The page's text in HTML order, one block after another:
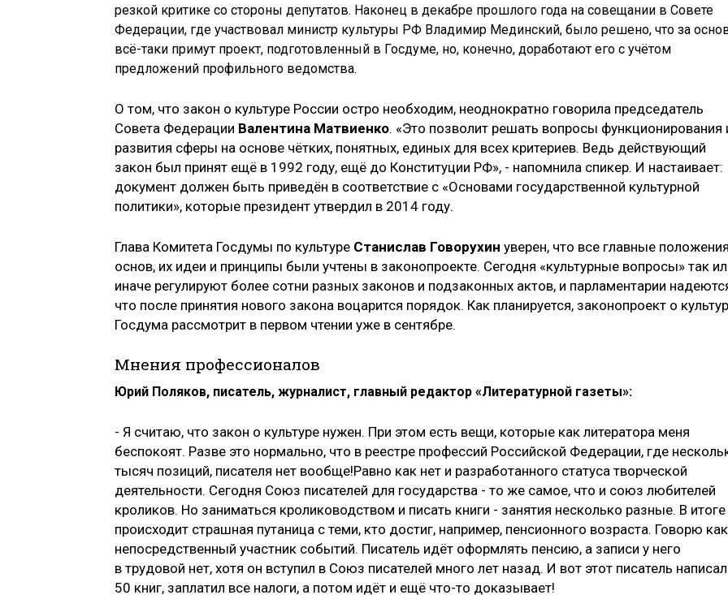
резкой критике со стороны депутатов. Наконец в декабре прошлого года на совещании в Совете
Федерации, где участвовал министр культуры РФ Владимир Мединский, было решено, что за
всё-таки примут проект, подготовленный в Госдуме, но, конечно, доработают его с учётом
предложений профильного ведомства.
О том, что закон о культуре России остро необходим, неоднократно говорила председатель
Совета Федерации Валентина Матвиенко. «Это позволит решать вопросы функционирования
развития сферы на основе чётких, понятных, единых для всех критериев. Ведь действующий
закон был принят ещё в 1992 году, ещё до Конституции РФ», - напомнила спикер. И настаивает:
документ должен быть приведён в соответствие с «Основами государственной культурной
политики», которые президент утвердил в 2014 году.
Глава Комитета Госдумы по культуре Станислав Говорухин уверен, что все главные положения
основ, их идеи и принципы были учтены в законопроекте. Сегодня «культурные вопросы» так
иначе регулируют более сотни разных законов и подзаконных актов, и парламентарии
что после принятия нового закона воцарится порядок. Как планируется, законопроект о
Госдума рассмотрит в первом чтении уже в сентябре.
Мнения профессионалов
Юрий Поляков, писатель, журналист, главный редактор «Литературной газеты»:
- Я считаю, что закон о культуре нужен. При этом есть вещи, которые как литератора меня
беспокоят. Разве это нормально, что в реестре профессий Российской Федерации, где
тысяч позиций, писателя нет вообще!Равно как нет и разработанного статуса творческой
деятельности. Сегодня Союз писателей для государства - то же самое, что и союз любителей
кроликов. Но заниматься кролиководством и писать книги - занятия несколько разные. В итоге
происходит страшная путаница с теми, кто достиг, например, пенсионного возраста. Говорю как
непосредственный участник событий. Писатель идёт оформлять пенсию, а записи у него
в трудовой нет, хотя он вступил в Союз писателей много лет назад. И вот этот писатель написал
50 книг, заплатил все налоги, а потом идёт и ещё что-то доказывает!